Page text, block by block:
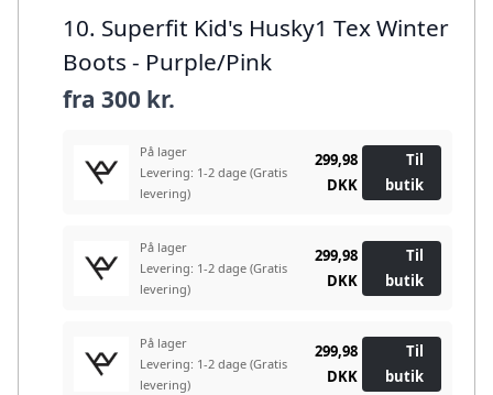
10. Superfit Kid's Husky1 Tex Winter
Boots - Purple/Pink
fra 300 kr.
På lager
Levering: 1-2 dage (Gratis
levering)
299,98
DKK
Til
butik
På lager
Levering: 1-2 dage (Gratis
levering)
299,98
DKK
Til
butik
På lager
Levering: 1-2 dage (Gratis
levering)
299,98
DKK
Til
butik